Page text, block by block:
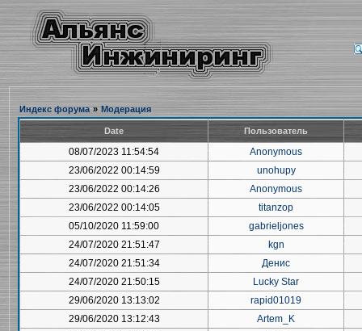
Индекс форума » Модерация
Date Пользователь
08/07/2023 11:54:54
Anonymous
23/06/2022 00:14:59
unohupy
23/06/2022 00:14:26
Anonymous
23/06/2022 00:14:05
titanzop
05/10/2020 11:59:00
gabrieljones
24/07/2020 21:51:47
kgn
24/07/2020 21:51:34
Денис
24/07/2020 21:50:15
Lucky Star
29/06/2020 13:13:02
rapid01019
29/06/2020 13:12:43
Artem_K